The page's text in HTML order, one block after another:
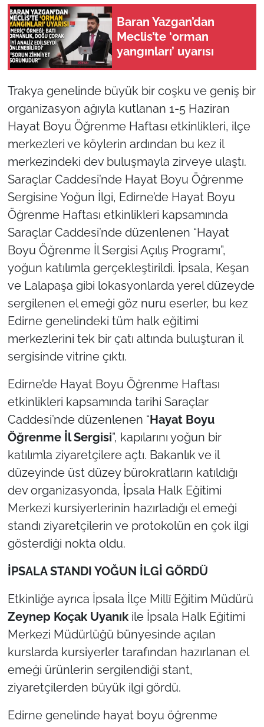
Baran Yazgan’dan
Meclis’te ‘orman
yangınları’ uyarısı
Trakya genelinde büyük bir coşku ve geniş bir
organizasyon ağıyla kutlanan 1-5 Haziran
Hayat Boyu Öğrenme Haftası etkinlikleri, ilçe
merkezleri ve köylerin ardından bu kez il
merkezindeki dev buluşmayla zirveye ulaştı.
Saraçlar Caddesi’nde Hayat Boyu Öğrenme
Sergisine Yoğun İlgi, Edirne’de Hayat Boyu
Öğrenme Haftası etkinlikleri kapsamında
Saraçlar Caddesi’nde düzenlenen “Hayat
Boyu Öğrenme İl Sergisi Açılış Programı”,
yoğun katılımla gerçekleştirildi. İpsala, Keşan
ve Lalapaşa gibi lokasyonlarda yerel düzeyde
sergilenen el emeği göz nuru eserler, bu kez
Edirne genelindeki tüm halk eğitimi
merkezlerini tek bir çatı altında buluşturan il
sergisinde vitrine çıktı.
Edirne’de Hayat Boyu Öğrenme Haftası
etkinlikleri kapsamında tarihi Saraçlar
Caddesi’nde düzenlenen “Hayat Boyu
Öğrenme İl Sergisi”, kapılarını yoğun bir
katılımla ziyaretçilere açtı. Bakanlık ve il
düzeyinde üst düzey bürokratların katıldığı
dev organizasyonda, İpsala Halk Eğitimi
Merkezi kursiyerlerinin hazırladığı el emeği
standı ziyaretçilerin ve protokolün en çok ilgi
gösterdiği nokta oldu.
İPSALA STANDI YOĞUN İLGİ GÖRDÜ
Etkinliğe ayrıca İpsala İlçe Millî Eğitim Müdürü
Zeynep Koçak Uyanıkile İpsala Halk Eğitimi
Merkezi Müdürlüğü bünyesinde açılan
kurslarda kursiyerler tarafından hazırlanan el
emeği ürünlerin sergilendiği stant,
ziyaretçilerden büyük ilgi gördü.
Edirne genelinde hayat boyu öğrenme
KIRKLARELİ
ÇANAKKALE
Bölge
Güvenlik
Politika
Flaş Haber
Dış Haberler
Magazin
İş Dünyası
Bilim Teknoloji
English News
Canlı Maç
Finans
Genel-A
Gündem-Eğitim